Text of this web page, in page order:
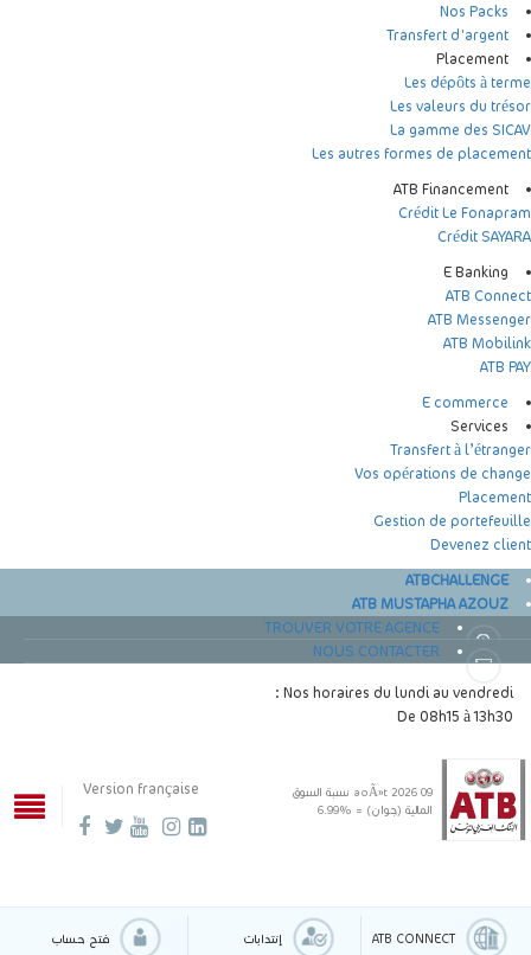
Nos Packs
Transfert d'argent
Placement
Les dépôts à terme
Les valeurs du trésor
La gamme des SICAV
Les autres formes de placement
ATB Financement
Crédit Le Fonapram
Crédit SAYARA
E Banking
ATB Connect
ATB Messenger
ATB Mobilink
ATB PAY
E commerce
Services
Transfert à l’étranger
Vos opérations de change
Placement
Gestion de portefeuille
Devenez client
ATBCHALLENGE
ATB MUSTAPHA AZOUZ
TROUVER VOTRE AGENCE
NOUS CONTACTER
Nos horaires du lundi au vendredi :
De 08h15 à 13h30
Version française 09 aoÃ»t 2026
نسبة السوق
المالية (جوان) = %6.99
ATB CONNECT إنتدابات فتح حساب